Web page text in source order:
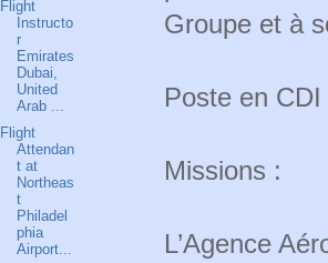
Groupe et à
Poste en
Missions :
L’Agence
Flight
Instructo
r
Emirates
Dubai,
United
Arab ...
Flight
Attendan
t at
Northeas
t
Philadel
phia
Airport...